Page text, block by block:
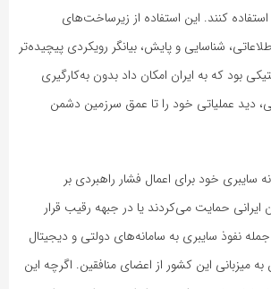
کنند. این استفاده از زیرساخت‌های
شناسایی و پایش، بیانگر رویکردی پیچیده‌تر
بود که به ایران امکان داد بدون به‌کارگیری
دید عملیاتی خود را تا عمق سرزمین دشمن
سایبری خود برای اعمال فشار راهبردی بر
ایرانی حمایت می‌کردند یا در جبهه رقیب قرار
جمله نفوذ سایبری به سامانه‌های دولتی و دیجیتال
به میزبانی این کشور از اعضای منافقین. اگرچه این